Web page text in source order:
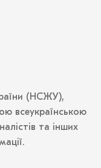
(НСЖУ),
всеукраїнською
та інших